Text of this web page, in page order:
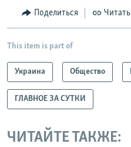
Поделиться
This item is part of
Украина Общество
ГЛАВНОЕ ЗА СУТКИ
ЧИТАЙТЕ ТАКЖЕ: